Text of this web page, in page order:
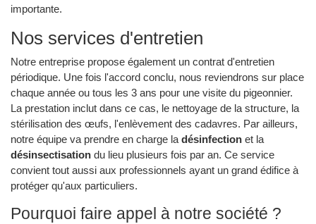
importante.
Nos services d'entretien
Notre entreprise propose également un contrat d'entretien
périodique. Une fois l'accord conclu, nous reviendrons sur place
chaque année ou tous les 3 ans pour une visite du pigeonnier.
La prestation inclut dans ce cas, le nettoyage de la structure, la
stérilisation des œufs, l'enlèvement des cadavres. Par ailleurs,
notre équipe va prendre en charge la désinfection et la
désinsectisation du lieu plusieurs fois par an. Ce service
convient tout aussi aux professionnels ayant un grand édifice à
protéger qu'aux particuliers.
Pourquoi faire appel à notre société ?